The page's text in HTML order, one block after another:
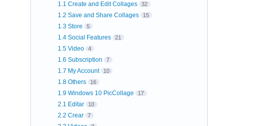
1.1 Create and Edit Collages 32
1.2 Save and Share Collages 15
1.3 Store 5
1.4 Social Features 21
1.5 Video 4
1.6 Subscription 7
1.7 My Account 10
1.8 Others 16
1.9 Windows 10 PicCollage 17
2.1 Editar 10
2.2 Crear 7